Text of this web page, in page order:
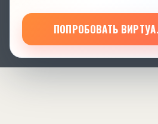
ПОПРОБОВАТЬ